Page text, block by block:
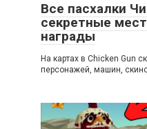
Все пасхалки
секретные
награды
На картах в Chicken Gun
персонажей, машин,